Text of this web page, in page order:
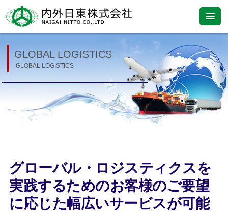
GLOBAL LOGISTICS
GLOBAL LOGISTICS
グローバル・ロジスティクスを
実践するためのお客様のご要望
に応じた幅広いサービスが可能